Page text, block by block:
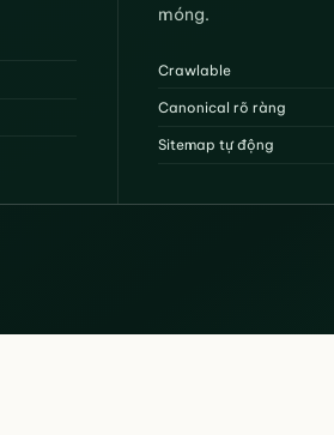
móng.
Crawlable
Canonical rõ ràng
Sitemap tự động